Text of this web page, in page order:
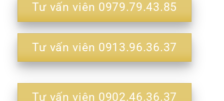
Tư vấn viên 0979.79.43.85
Tư vấn viên 0913.96.36.37
Tư vấn viên 0902.46.36.37